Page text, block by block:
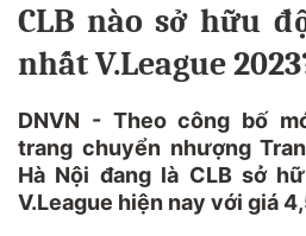
CLB nào sở hữu
nhất V.League
DNVN - Theo công bố
trang chuyển nhượng
Hà Nội đang là CLB sở
V.League hiện nay với giá